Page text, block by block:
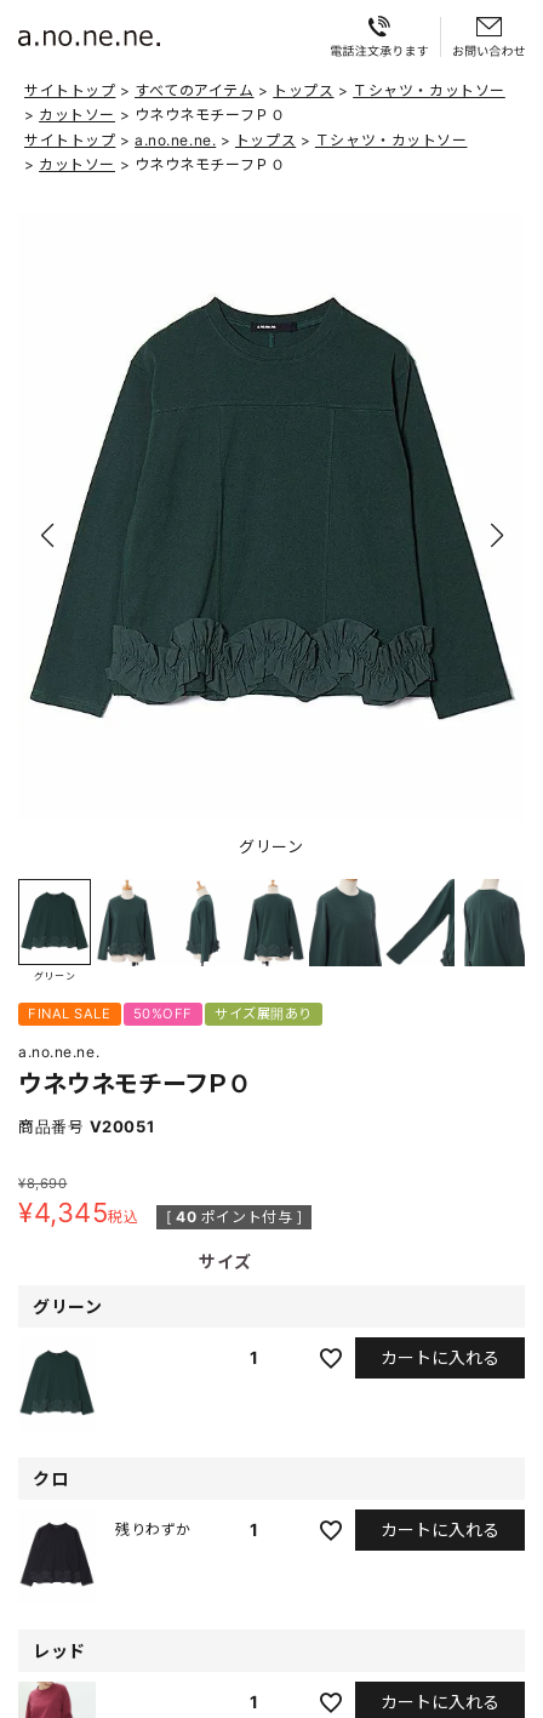
サイトトップ すべてのアイテム トップス
Ｔシャツ・カットソー
カットソー
ウネウネモチーフＰＯ
サイトトップ
a.no.ne.ne. トップス
Ｔシャツ・カットソー
カットソー
ウネウネモチーフＰＯ
グリーン
グリーン
FINAL SALE 50%OFF サイズ展開あり
a.no.ne.ne.
ウネウネモチーフＰＯ
商品番号 V20051
¥8,690
¥4,345税込 [ 40 ポイント付与 ]
サイズ
グリーン
1 カートに入れる
クロ
1
残りわずか カートに入れる
レッド
1 カートに入れる